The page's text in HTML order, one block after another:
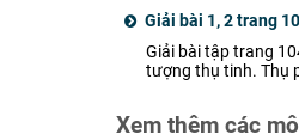
Giải bài 1, 2 trang
Giải bài tập trang
tượng thụ tinh. Thụ
Xem thêm các